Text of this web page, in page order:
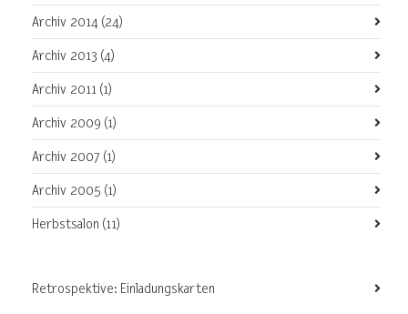
Archiv 2014 (24)
Archiv 2013 (4)
Archiv 2011 (1)
Archiv 2009 (1)
Archiv 2007 (1)
Archiv 2005 (1)
Herbstsalon (11)
Retrospektive: Einladungskarten